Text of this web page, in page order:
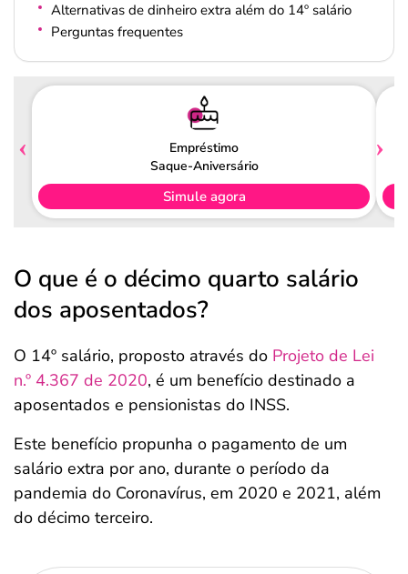
Alternativas de dinheiro extra além do 14º salário
Perguntas frequentes
Empréstimo
Saque-Aniversário
Simule agora
O que é o décimo quarto salário
dos aposentados?
O 14º salário, proposto através do Projeto de Lei
n.º 4.367 de 2020, é um benefício destinado a
aposentados e pensionistas do INSS.
Este benefício propunha o pagamento de um
salário extra por ano, durante o período da
pandemia do Coronavírus, em 2020 e 2021, além
do décimo terceiro.